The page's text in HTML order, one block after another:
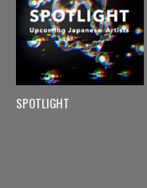
SPOTLIGHT